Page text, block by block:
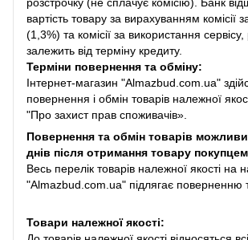
вартість товару за вирахуванням комісії
(1,3%) та комісії за використання сервісу,
залежить від терміну кредиту.
Терміни повернення та обміну:
Інтернет-магазин "Almazbud.com.ua"
повернення і обмін товарів належної
"Про захист прав споживачів».
Повернення та обмін товарів
днів після отримання товару
Весь перелік товарів належної якості на
"Almazbud.com.ua" підлягає поверненню
Товари належної якості: